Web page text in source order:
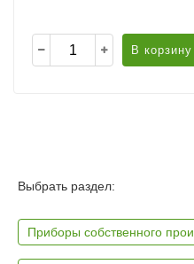
В корзину
Выбрать раздел:
Приборы собственного